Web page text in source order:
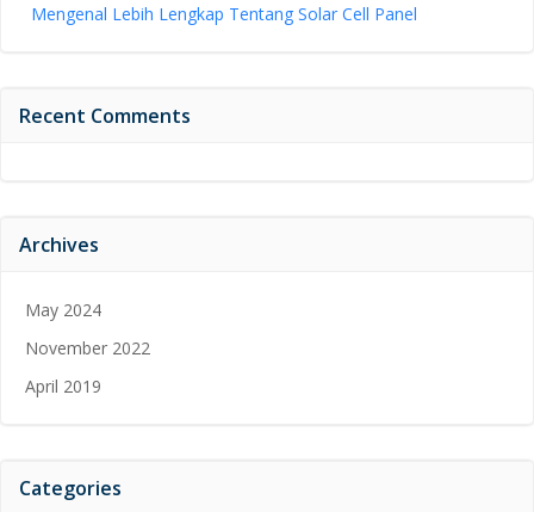
Mengenal Lebih Lengkap Tentang Solar Cell Panel
Recent Comments
Archives
May 2024
November 2022
April 2019
Categories